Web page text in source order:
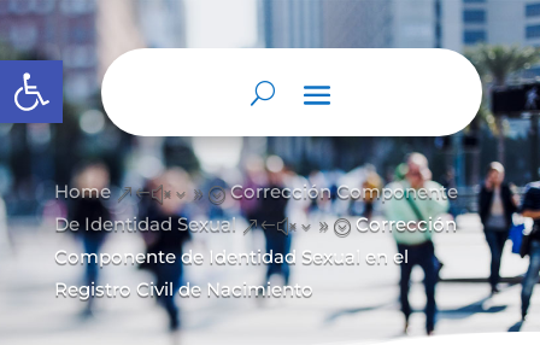
Abrir barra de herramientas
Home &#x39; Corrección Componente
De Identidad Sexual &#x39; Corrección
Componente de Identidad Sexual en el
Registro Civil de Nacimiento